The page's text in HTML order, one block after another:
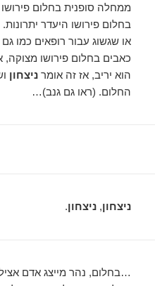
ממחלה סופנית בחלום
בחלום פירושו היעדר
או שגשוג עבור רופאים כמו
כאבים בחלום פירושו
הוא יריב, אז זה אומרניצחון
החלום. (ראו גם גנב)…
ניצחון,ניצחון.
…בחלום, נהר מייצג אדם